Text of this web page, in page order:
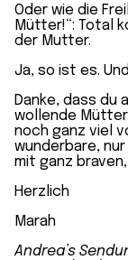
Oder wie die
Mütter!“: Total
der Mutter.
Ja, so ist es.
Danke, dass du
wollende Mütter
noch ganz viel
wunderbare,
mit ganz
Herzlich
Marah
Andrea’s